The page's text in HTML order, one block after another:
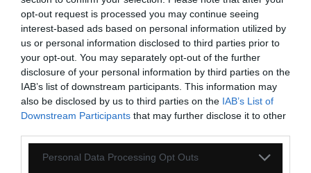
opt-out request is processed you may continue seeing
interest-based ads based on personal information utilized by
us or personal information disclosed to third parties prior to
your opt-out. You may separately opt-out of the further
disclosure of your personal information by third parties on the
IAB’s list of downstream participants. This information may
also be disclosed by us to third parties on the IAB’s List of
Downstream Participants that may further disclose it to other
Personal Data Processing Opt Outs